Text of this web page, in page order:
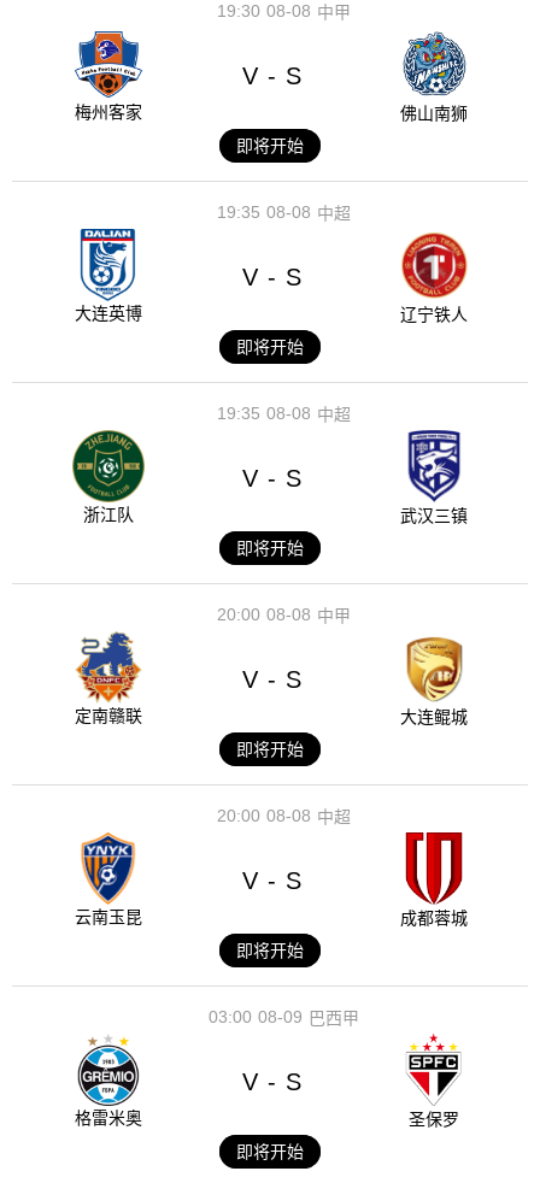
08-08
19:30 中甲
梅州客家
V - S
佛山南狮
即将开始
08-08
19:35 中超
大连英博
V - S
辽宁铁人
即将开始
08-08
19:35 中超
浙江队
V - S
武汉三镇
即将开始
08-08
20:00 中甲
定南赣联
V - S
大连鲲城
即将开始
08-08
20:00 中超
云南玉昆
V - S
成都蓉城
即将开始
08-09
03:00 巴西甲
格雷米奥
V - S
圣保罗
即将开始